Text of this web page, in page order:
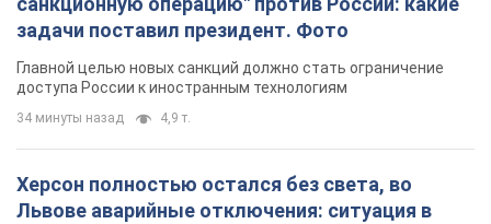
задачи поставил президент. Фото
Главной целью новых санкций должно стать ограничение
доступа России к иностранным технологиям
34 минуты назад 4,9 т.
Херсон полностью остался без света, во
Львове аварийные отключения: ситуация в